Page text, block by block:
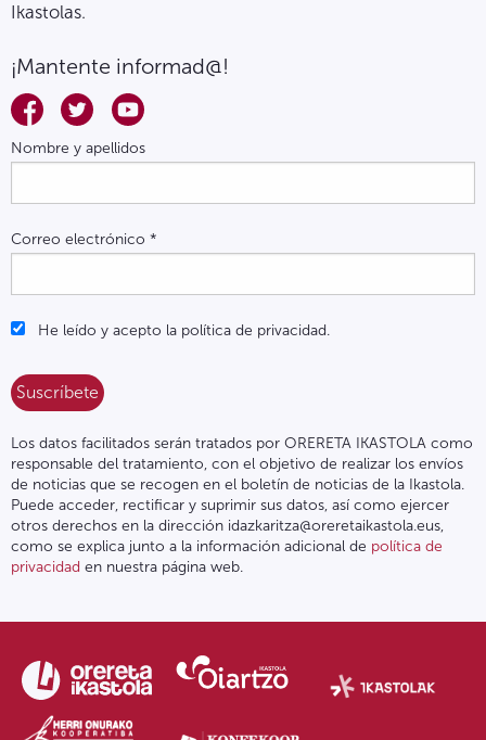
Ikastolas.
¡Mantente informad@!
Nombre y apellidos
Correo electrónico *
He leído y acepto la política de privacidad.
Los datos facilitados serán tratados por ORERETA IKASTOLA como
responsable del tratamiento, con el objetivo de realizar los envíos
de noticias que se recogen en el boletín de noticias de la Ikastola.
Puede acceder, rectificar y suprimir sus datos, así como ejercer
otros derechos en la dirección idazkaritza@oreretaikastola.eus,
como se explica junto a la información adicional de política de
privacidad en nuestra página web.